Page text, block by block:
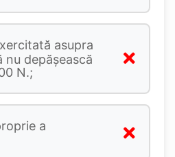
asupra
nu depăşească
N.;
a